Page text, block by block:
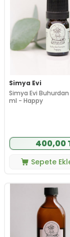
Simya Evi
Simya Evi Buhurdan
ml - Happy
400,00
Sepete